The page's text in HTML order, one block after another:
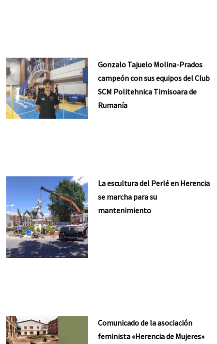
Gonzalo Tajuelo Molina-Prados
campeón con sus equipos del Club
SCM Politehnica Timisoara de
Rumanía
La escultura del Perlé en Herencia
se marcha para su
mantenimiento
Comunicado de la asociación
feminista «Herencia de Mujeres»